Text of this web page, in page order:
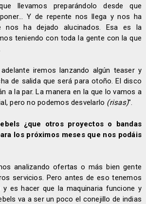
llevamos preparándolo desde que
Y de repente nos llega y nos ha
nos ha dejado alucinados. Esa es la
teniendo con toda la gente con la que
iremos lanzando algún teaser y
de salida que será para otoño. El disco
a la par. La manera en la que lo vamos a
pero no podemos desvelarlo (risas)".
¿que otros proyectos o bandas
los próximos meses que nos podáis
analizando ofertas o más bien gente
servicios. Pero antes de eso tenemos
es hacer que la maquinaria funcione y
va a ser un poco el conejillo de indias